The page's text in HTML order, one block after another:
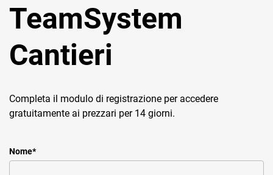
TeamSystem
Cantieri
Completa il modulo di registrazione per accedere
gratuitamente ai prezzari per 14 giorni.
Nome*